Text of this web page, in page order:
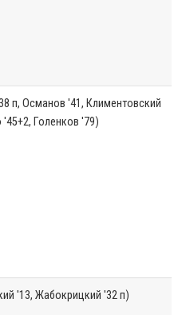
п, Османов '41, Климентовский
Голенков '79)
'13, Жабокрицкий '32 п)